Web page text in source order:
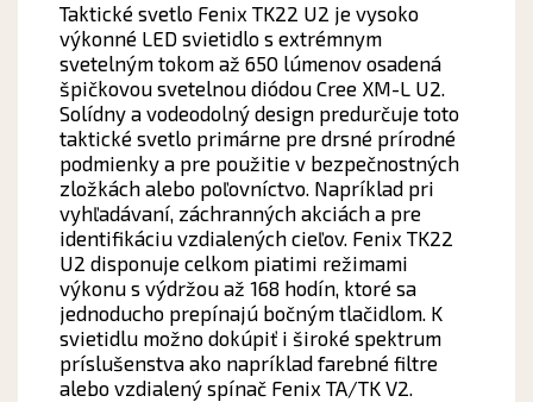
Taktické svetlo Fenix TK22 U2 je vysoko
výkonné LED svietidlo s extrémnym
svetelným tokom až 650 lúmenov osadená
špičkovou svetelnou diódou Cree XM-L U2.
Solídny a vodeodolný design predurčuje toto
taktické svetlo primárne pre drsné prírodné
podmienky a pre použitie v bezpečnostných
zložkách alebo poľovníctvo. Napríklad pri
vyhľadávaní, záchranných akciách a pre
identifikáciu vzdialených cieľov. Fenix TK22
U2 disponuje celkom piatimi režimami
výkonu s výdržou až 168 hodín, ktoré sa
jednoducho prepínajú bočným tlačidlom. K
svietidlu možno dokúpiť i široké spektrum
príslušenstva ako napríklad farebné filtre
alebo vzdialený spínač Fenix TA/TK V2.